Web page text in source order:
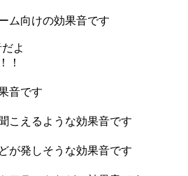
ム向けの効果音です
よ
！
音です
こえるような効果音です
が発しそうな効果音です